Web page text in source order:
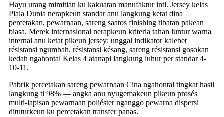
Hayu urang mimitian ku kakuatan manufaktur inti. Jersey kelas
Piala Dunia nerapkeun standar anu langkung ketat dina
percetakan, pewarnaan, sareng saatos finishing tibatan pakean
biasa. Merek internasional nerapkeun kriteria tahan luntur warna
internal anu ketat pikeun jersey: unggal indikator kalebet
résistansi ngumbah, résistansi késang, sareng résistansi gosokan
kedah ngahontal Kelas 4 atanapi langkung luhur per standar 4-
10-11.
Pabrik percetakan sareng pewarnaan Cina ngahontal tingkat hasil
langkung ti 98% — angka anu nyugemakeun pikeun prosés
multi-lapisan pewarnaan poliéster nganggo pewarna dispersi
dituturkeun ku percetakan transfer panas.